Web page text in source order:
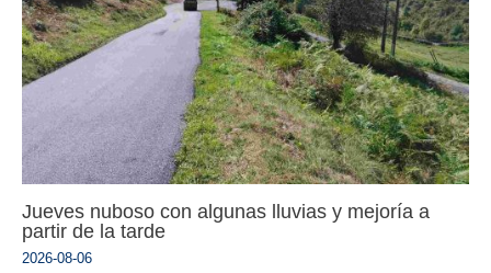
Jueves nuboso con algunas lluvias y mejoría a
partir de la tarde
2026-08-06